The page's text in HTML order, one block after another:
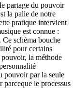
partage du pouvoir
la palie de notre
pratique intervient
est connue :
schéma bouche
pour certains
la méthode
pouvoir par la seule
parceque le processus